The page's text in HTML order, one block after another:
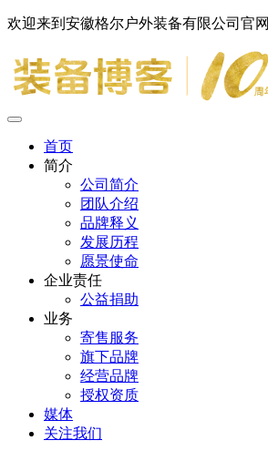
欢迎来到安徽格尔户外装备有限公司官网
首页
简介
公司简介
团队介绍
品牌释义
发展历程
愿景使命
企业责任
公益捐助
业务
寄售服务
旗下品牌
经营品牌
授权资质
媒体
关注我们